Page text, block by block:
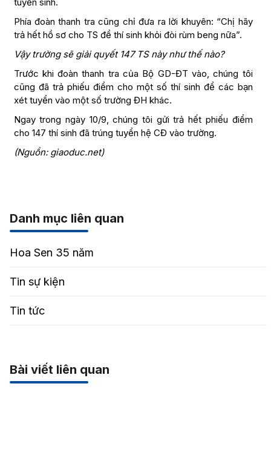
Phía đoàn thanh tra cũng chỉ đưa ra lời khuyên: “Chị hãy
trả hết hồ sơ cho TS để thí sinh khỏi đòi rùm beng nữa”.
Vậy trường sẽ giải quyết 147 TS này như thế nào?
Trước khi đoàn thanh tra của Bộ GD-ĐT vào, chúng tôi
cũng đã trả phiếu điểm cho một số thí sinh để các bạn
xét tuyển vào một số trường ĐH khác.
Ngay trong ngày 10/9, chúng tôi gửi trả hết phiếu điểm
cho 147 thí sinh đã trúng tuyển hệ CĐ vào trường.
(Nguồn: giaoduc.net)
Danh mục liên quan
Hoa Sen 35 năm
Tin sự kiện
Tin tức
Bài viết liên quan